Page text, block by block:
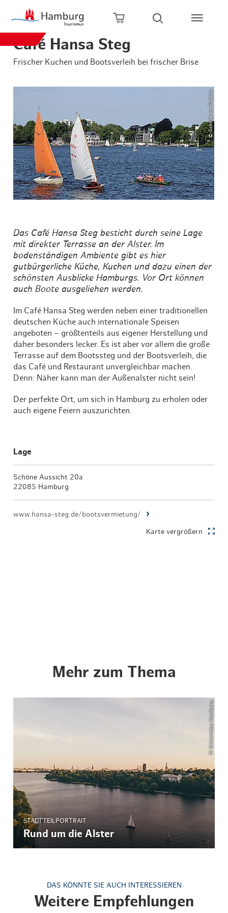
Zum Hauptinhalt springen
Zur Hauptnavigation springen
Zur Volltextsuche springen
Zum Footer springen
Warenkorb öffnen
Suche öffnen
Café Hansa Steg
Frischer Kuchen und Bootsverleih bei frischer Brise
© Scholie on Pixabay
Das Café Hansa Steg besticht durch seine Lage
mit direkter Terrasse an der Alster. Im
bodenständigen Ambiente gibt es hier
gutbürgerliche Küche, Kuchen und dazu einen der
schönsten Ausblicke Hamburgs. Vor Ort können
auch Boote ausgeliehen werden.
Im Café Hansa Steg werden neben einer traditionellen
deutschen Küche auch internationale Speisen
angeboten – größtenteils aus eigener Herstellung und
daher besonders lecker. Es ist aber vor allem die große
Terrasse auf dem Bootssteg und der Bootsverleih, die
das Café und Restaurant unvergleichbar machen.
Denn: Näher kann man der Außenalster nicht sein!
Der perfekte Ort, um sich in Hamburg zu erholen oder
auch eigene Feiern auszurichten.
Lage
Schöne Aussicht 20a
22085 Hamburg
www.hansa-steg.de/bootsvermietung/
Karte vergrößern
Mehr zum Thema
© Geheimtipp Hamburg
STADTTEILPORTRAIT
Rund um die Alster
DAS KÖNNTE SIE AUCH INTERESSIEREN
Weitere Empfehlungen